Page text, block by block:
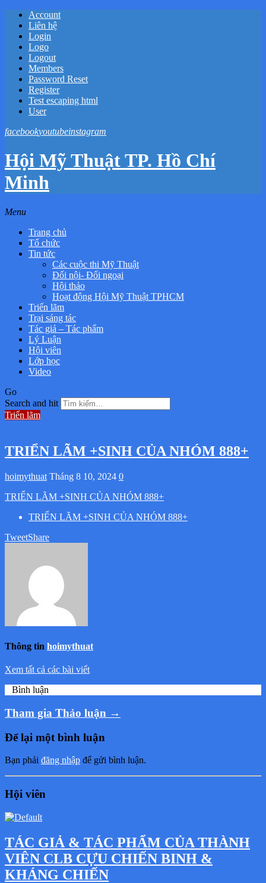
Account
Liên hệ
Login
Logo
Logout
Members
Password Reset
Register
Test escaping html
User
facebookyoutubeinstagram
Hội Mỹ Thuật TP. Hồ Chí
Minh
Menu
Trang chủ
Tổ chức
Tin tức
Các cuộc thi Mỹ Thuật
Đối nội- Đối ngoại
Hội thảo
Hoạt động Hội Mỹ Thuật TPHCM
Triển lãm
Trại sáng tác
Tác giả – Tác phẩm
Lý Luận
Hội viên
Lớp học
Video
Go
Search and hit
Triển lãm
TRIỂN LÃM +SINH CỦA NHÓM 888+
hoimythuat Tháng 8 10, 2024 0
TRIỂN LÃM +SINH CỦA NHÓM 888+
TRIỂN LÃM +SINH CỦA NHÓM 888+
TweetShare
Thông tin hoimythuat
Xem tất cả các bài viết
Bình luận
Tham gia Thảo luận →
Để lại một bình luận
Bạn phải đăng nhập để gửi bình luận.
Hội viên
TÁC GIẢ & TÁC PHẨM CỦA THÀNH
VIÊN CLB CỰU CHIẾN BINH &
KHÁNG CHIẾN